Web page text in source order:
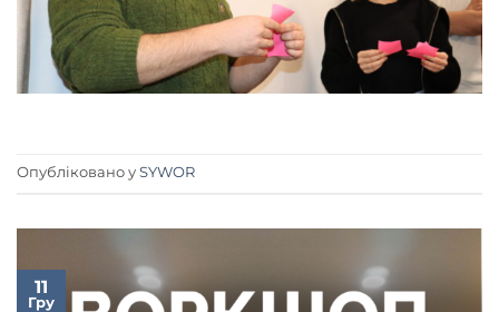
Опубліковано у SYWOR
11
Гру